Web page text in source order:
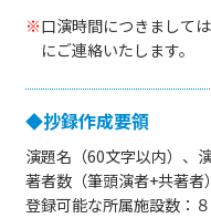
口演時間につきまして
にご連絡いたします。
◆抄録作成要領
演題名（60文字以内）、
著者数（筆頭演者+共著者
登録可能な所属施設数：